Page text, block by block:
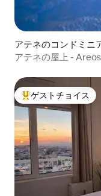
アテネのコンドミニ
アテネの屋上 -
大好評のゲストチョ
ゲストチョイス